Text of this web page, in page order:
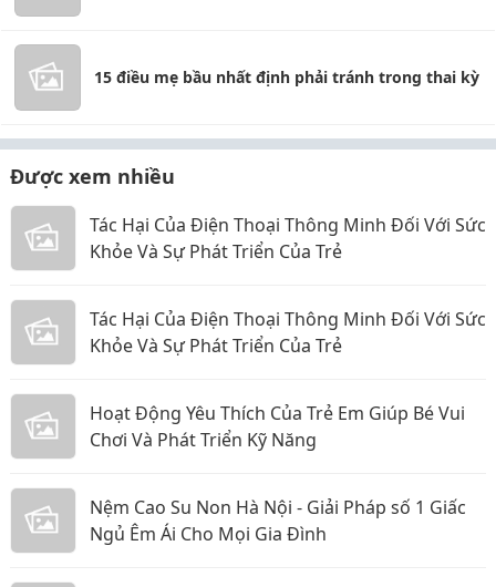
15 điều mẹ bầu nhất định phải tránh trong thai kỳ
Được xem nhiều
Tác Hại Của Điện Thoại Thông Minh Đối Với Sức
Khỏe Và Sự Phát Triển Của Trẻ
Tác Hại Của Điện Thoại Thông Minh Đối Với Sức
Khỏe Và Sự Phát Triển Của Trẻ
Hoạt Động Yêu Thích Của Trẻ Em Giúp Bé Vui
Chơi Và Phát Triển Kỹ Năng
Nệm Cao Su Non Hà Nội - Giải Pháp số 1 Giấc
Ngủ Êm Ái Cho Mọi Gia Đình